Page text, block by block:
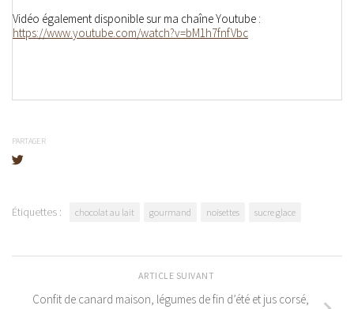
Vidéo également disponible sur ma chaîne Youtube :
https://www.youtube.com/watch?v=bM1h7fnfVbc
PARTAGER
Étiquettes : chocolat au lait gourmand noisettes sucre glace
ARTICLE SUIVANT
Confit de canard maison, légumes de fin d’été et jus corsé,